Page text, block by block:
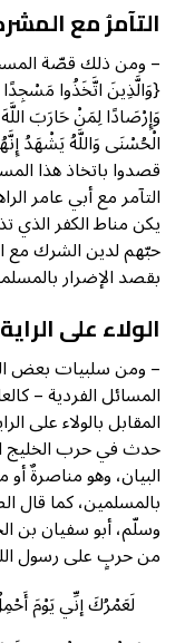
التآمرُ مع
– ومن ذلك قصّة
{وَالَّذِينَ اتَّخَذُوا مَسْجِدًا
وَإِرْصَادًا لِمَنْ حَارَبَ
قصدوا باتخاذ هذا
التآمر مع أبي عامر
يكن مناط الكفر الذي
حبّهم لدين الشرك مع
بقصد الإضرار
الولاء على الراية
– ومن سلبيات بعض
المسائل الفردية –
المقابل بالولاء على
حدث في حرب الخليج
البيان، وهو مناصرةٌ
بالمسلمين، كما قال
وسلّم، أبو سفيان بن
من حربٍ على رسول
لَعَمْرُكَ إنِّي يَوْمَ